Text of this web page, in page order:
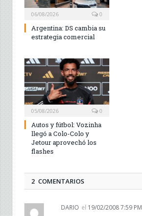
06/08/2026 0
Argentina: DS cambia su
estrategia comercial
05/08/2026 0
Autos y fútbol: Vozinha
llegó a Colo-Colo y
Jetour aprovechó los
flashes
2 COMENTARIOS
DARIO el 19/02/2008 7:59 PM